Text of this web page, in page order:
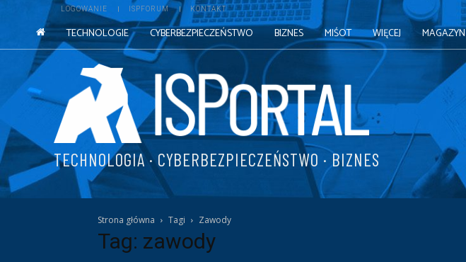
LOGOWANIE ISPFORUM KONTAKT
TECHNOLOGIE CYBERBEZPIECZEŃSTWO BIZNES MIŚOT WIĘCEJ MAGAZYN
TECHNOLOGIA · CYBERBEZPIECZEŃSTWO · BIZNES
Strona główna Tagi Zawody
Tag: zawody